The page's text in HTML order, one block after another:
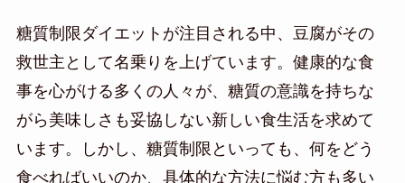
糖質制限ダイエットが注目される中、豆腐がその
救世主として名乗りを上げています。健康的な食
事を心がける多くの人々が、糖質の意識を持ちな
がら美味しさも妥協しない新しい食生活を求めて
います。しかし、糖質制限といっても、何をどう
食べればいいのか、具体的な方法に悩む方も多い